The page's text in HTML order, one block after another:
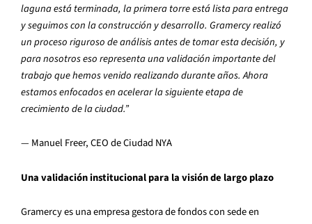
laguna está terminada, la primera torre está lista para entrega
y seguimos con la construcción y desarrollo. Gramercy realizó
un proceso riguroso de análisis antes de tomar esta decisión, y
para nosotros eso representa una validación importante del
trabajo que hemos venido realizando durante años. Ahora
estamos enfocados en acelerar la siguiente etapa de
crecimiento de la ciudad.”
— Manuel Freer, CEO de Ciudad NYA
Una validación institucional para la visión de largo plazo
Gramercy es una empresa gestora de fondos con sede en